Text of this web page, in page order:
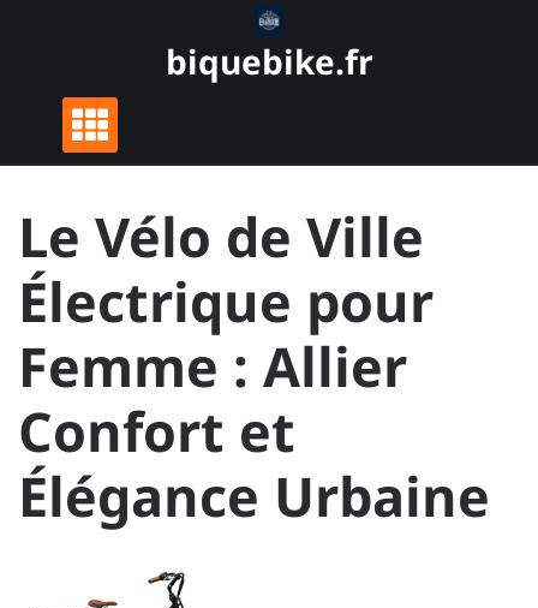
biquebike.fr
Le Vélo de Ville
Électrique pour
Femme : Allier
Confort et
Élégance Urbaine